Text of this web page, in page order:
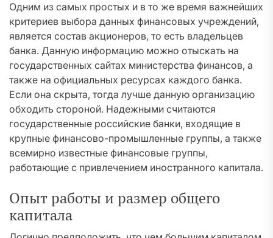
Одним из самых простых и в то же время важнейших
критериев выбора данных финансовых учреждений,
является состав акционеров, то есть владельцев
банка. Данную информацию можно отыскать на
государственных сайтах министерства финансов, а
также на официальных ресурсах каждого банка.
Если она скрыта, тогда лучше данную организацию
обходить стороной. Надежными считаются
государственные российские банки, входящие в
крупные финансово-промышленные группы, а также
всемирно известные финансовые группы,
работающие с привлечением иностранного капитала.
Опыт работы и размер общего
капитала